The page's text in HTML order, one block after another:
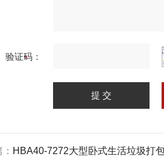
验证码：
HBA40-7272大型卧式生活垃圾打包设备